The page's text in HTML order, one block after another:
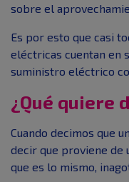
sobre el
Es por esto que casi
eléctricas cuentan en
suministro eléctrico
¿Qué quiere
Cuando decimos que
decir que proviene de
que es lo mismo,